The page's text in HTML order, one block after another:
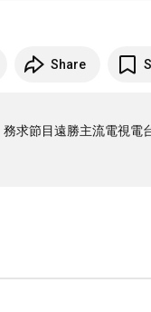
Share
求節目遠勝主流電視電